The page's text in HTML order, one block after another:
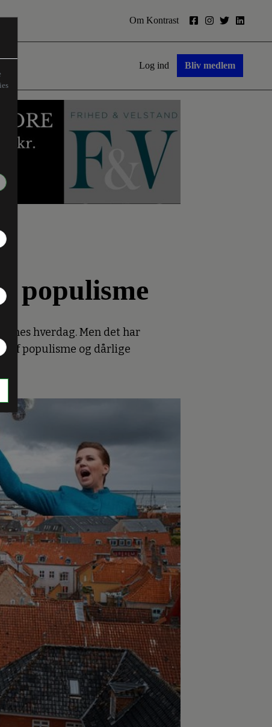
Om Kontrast
Log ind Bliv medlem
populisme
hverdag. Men det har
af populisme og dårlige